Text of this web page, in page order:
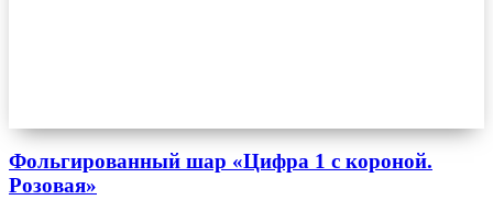
Фольгированный шар «Цифра 1 с короной.
Розовая»